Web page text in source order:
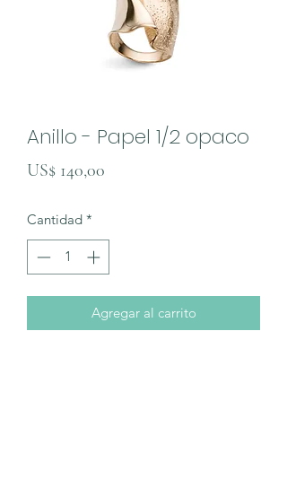
Anillo - Papel 1/2 opaco
US$ 140,00
Cantidad *
Agregar al carrito